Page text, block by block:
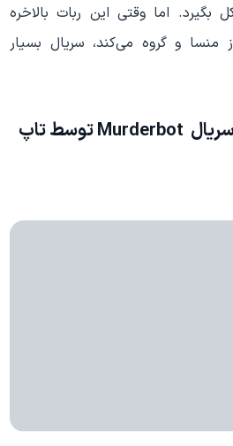
اما وقتی این ربات بالاخره
منسا و گروه می‌کند، سریال بسیار
خلاصه داستان کامل سریال Murderbot توسط تاپ